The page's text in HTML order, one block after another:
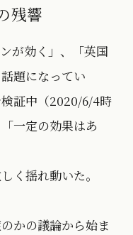
残響
が効く」、「英国
題になってい
証中（2020/6/4時
一定の効果はあ
く揺れ動いた。
かの議論から始ま